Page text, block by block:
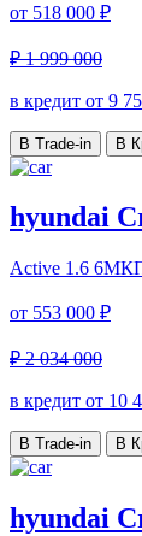
от 518 000 ₽
₽ 1 999 000
в кредит от 9
В Trade-in В
hyundai
Active 1.6
от 553 000 ₽
₽ 2 034 000
в кредит от 10
В Trade-in В
hyundai